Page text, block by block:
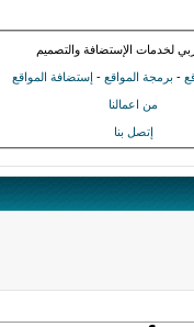
لخدمات الإستضافة والتصميم
- برمجة المواقع - إستضافة المواقع
من اعمالنا
إتصل بنا